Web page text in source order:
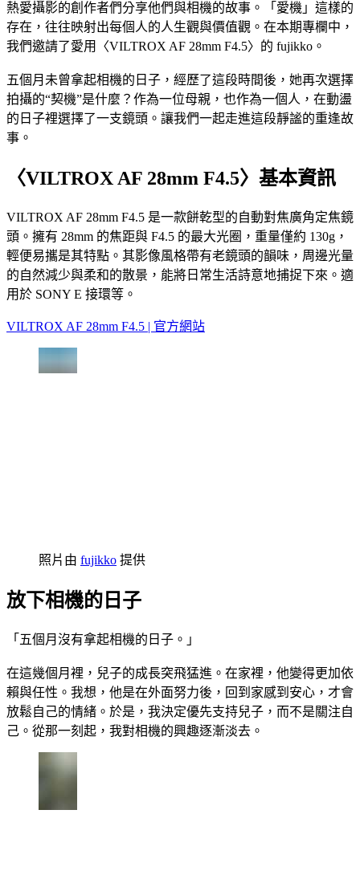
熱愛攝影的創作者們分享他們與相機的故事。「愛機」這樣的
存在，往往映射出每個人的人生觀與價值觀。在本期專欄中，
我們邀請了愛用〈VILTROX AF 28mm F4.5〉的 fujikko。
五個月未曾拿起相機的日子，經歷了這段時間後，她再次選擇
拍攝的“契機”是什麼？作為一位母親，也作為一個人，在動盪
的日子裡選擇了一支鏡頭。讓我們一起走進這段靜謐的重逢故
事。
〈VILTROX AF 28mm F4.5〉基本資訊
VILTROX AF 28mm F4.5 是一款餅乾型的自動對焦廣角定焦鏡
頭。擁有 28mm 的焦距與 F4.5 的最大光圈，重量僅約 130g，
輕便易攜是其特點。其影像風格帶有老鏡頭的韻味，周邊光量
的自然減少與柔和的散景，能將日常生活詩意地捕捉下來。適
用於 SONY E 接環等。
VILTROX AF 28mm F4.5 | 官方網站
照片由 fujikko 提供
放下相機的日子
「五個月沒有拿起相機的日子。」
在這幾個月裡，兒子的成長突飛猛進。在家裡，他變得更加依
賴與任性。我想，他是在外面努力後，回到家感到安心，才會
放鬆自己的情緒。於是，我決定優先支持兒子，而不是關注自
己。從那一刻起，我對相機的興趣逐漸淡去。